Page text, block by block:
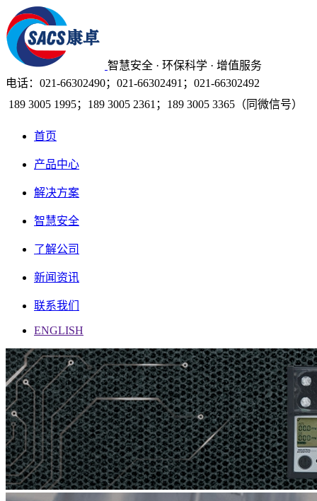
智慧安全 · 环保科学 · 增值服务
电话：021-66302490；021-66302491；021-66302492
189 3005 1995；189 3005 2361；189 3005 3365（同微信号）
首页
产品中心
解决方案
智慧安全
了解公司
新闻资讯
联系我们
ENGLISH